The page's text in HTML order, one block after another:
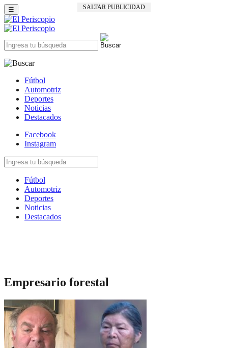
SALTAR PUBLICIDAD
☰
Fútbol
Automotriz
Deportes
Noticias
Destacados
Facebook
Instagram
Fútbol
Automotriz
Deportes
Noticias
Destacados
Empresario forestal